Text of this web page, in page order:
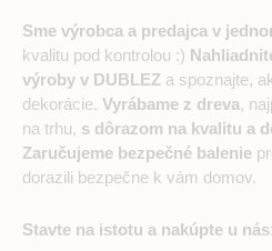
Sme výrobca a predajca v
kvalitu pod kontrolou :)
výroby v DUBLEZ a spoznajte,
dekorácie. Vyrábame z dreva,
na trhu, s dôrazom na kvalitu a
Zaručujeme bezpečné balenie
dorazili bezpečne k vám domov.
Stavte na istotu a nakúpte u